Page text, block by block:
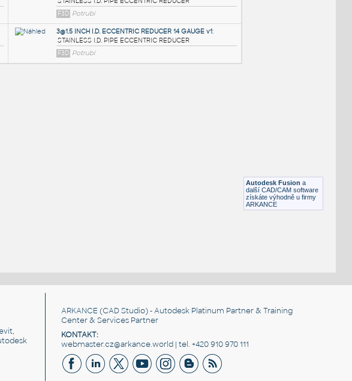
Autodesk Fusion a
další CAD/CAM software
získáte výhodně u firmy
ARKANCE
ARKANCE (CAD Studio) - Autodesk Platinum Partner & Training
Center & Services Partner
KONTAKT:
webmaster.cz@arkance.world | tel. +420 910 970 111